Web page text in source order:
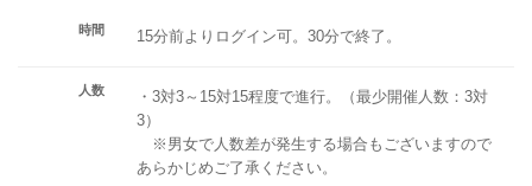
時間 15分前よりログイン可。30分で終了。
人数
・3対3～15対15程度で進行。（最少開催人数：3対
3）
※男女で人数差が発生する場合もございますので
あらかじめご了承ください。